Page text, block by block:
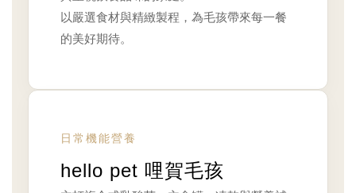
以嚴選食材與精緻製程，為毛孩帶來每一餐
的美好期待。
日常機能營養
hello pet 哩賀毛孩